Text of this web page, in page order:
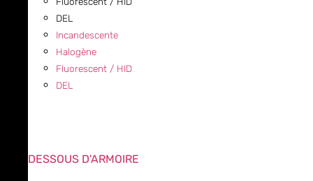
DEL
Incandescente
Halogène
Fluorescent / HID
DEL
DESSOUS D'ARMOIRE